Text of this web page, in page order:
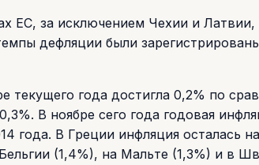
ЕС, за исключением Чехии и
дефляции были
текущего года достигла 0,2% по
В ноябре сего года годовая
года. В Греции инфляция осталась
(1,4%), на Мальте (1,3%) и в